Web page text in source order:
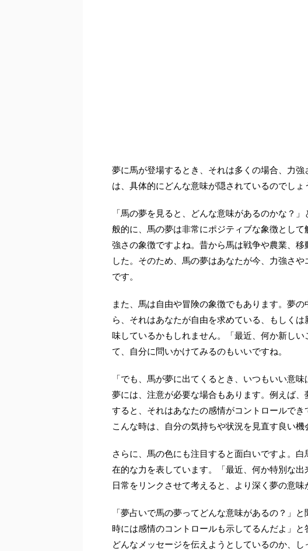
夢に馬が登場するとき、それは多くの場合、力
は、具体的にどんな意味が隠されているのでしょ
「馬の夢を見ると、どんな意味があるのかな？
般的に、馬の夢は非常にポジティブな象徴とし
強さの象徴ですよね。昔から馬は戦争や農業、
した。そのため、馬の夢はあなたが今、力強さ
です。
また、馬は自由や冒険の象徴でもあります。夢
ら、それはあなたが自由を求めている、もしく
味しているかもしれません。「最近、何か新し
て、自分に問いかけてみるのもいいですね。
「でも、馬が夢に出てくるとき、いつもいい意
夢には、注意が必要な場合もあります。例えば
すると、それはあなたの感情がコントロールでき
こんな時は、自分の気持ちや状況を見直す良い機
さらに、馬の色にも注目すると面白いですよ。
在的な力を表しています。「最近、何か特別な
日常をリンクさせて考えると、より深く夢の意味
「夢占いで馬の夢ってどんな意味があるの？」
時には感情のコントロールも示してるんだよ」
どんなメッセージを伝えようとしているのか、